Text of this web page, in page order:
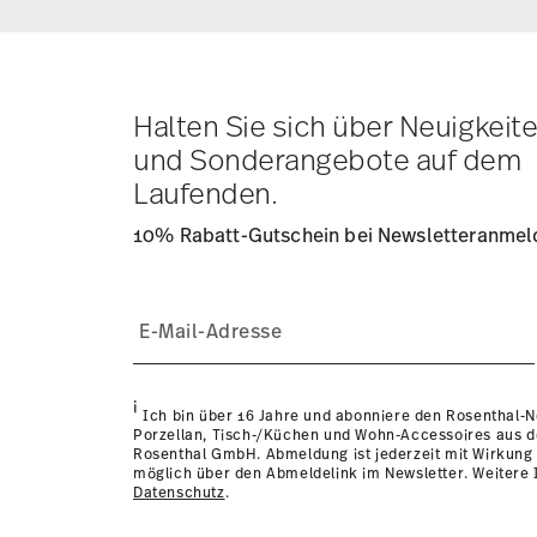
Nur von Hand reinigen
Kindern und Haustieren halten.Kerzen nicht in
benutzen.Flamme ersticken, nicht ausblasen.Nicht
Gegenständen abbrennen.
Lieferzeit innerhalb Deutschlands:
3-5 Werktage für
andere Länderhier einsehen.
Retouren:Für Retouren nutzen Sie bitte unseren
Halten Sie sich über
und Sonderangebote auf dem
Laufenden.
10% Rabatt-Gutschein bei
i Ich bin über 16 Jahre und abonniere den Rosenthal-
Porzellan, Tisch-/Küchen und Wohn-Accessoires aus
Rosenthal GmbH. Abmeldung ist jederzeit mit
möglich über den Abmeldelink im Newsletter. Weitere
Datenschutz.